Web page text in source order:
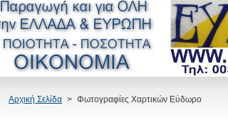
Αρχική Σελίδα > Φωτογραφίες Χαρτικών Εύδωρο